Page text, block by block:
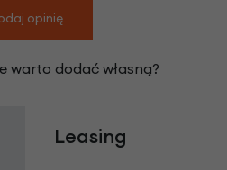
opinię
warto dodać własną?
Leasing